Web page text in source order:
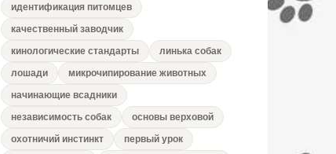
идентификация питомцев
качественный заводчик
кинологические стандарты
линька собак
лошади
микрочипирование животных
начинающие всадники
независимость собак
основы верховой
охотничий инстинкт
первый урок